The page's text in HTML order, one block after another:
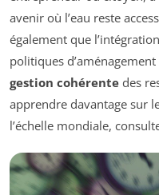
avenir où l’eau reste
également que
politiques
gestion cohérente des
apprendre davantage sur
l’échelle mondiale,